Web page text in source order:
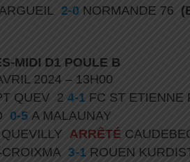
2-0 NORMANDE 76
MIDI D1 POULE B
2024 – 13H00
QUEV 2 4-1 FC ST
0-5 A MALAUNAY
ARRÊTÉ
3-1 ROUEN